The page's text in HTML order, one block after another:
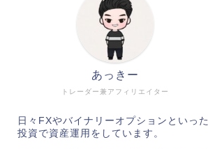
トレーダー兼アフィリエイター
あっきー
日々FXやバイナリーオプションといった
投資で資産運用をしています。